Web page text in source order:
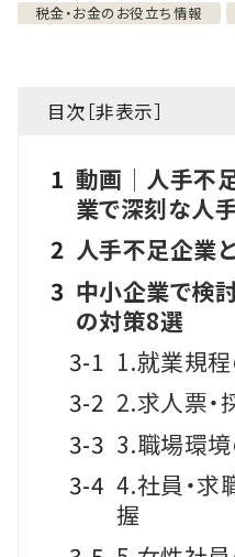
税金・お金のお役立ち情報
目次［非表示］
1 動画│人手不
業で深刻な人
2 人手不足企業
3 中小企業で検
の対策8選
3-1 1.就業規
3-2 2.求人票・
3-3 3.職場環
3-4 4.社員・求
握